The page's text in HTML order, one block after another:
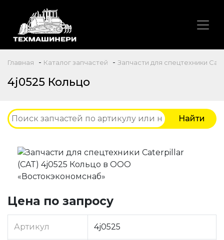
Главная - Каталог запчастей - Запчасти для спецтехники
4j0525 Кольцо
Цена по запросу
Артикул 4j0525